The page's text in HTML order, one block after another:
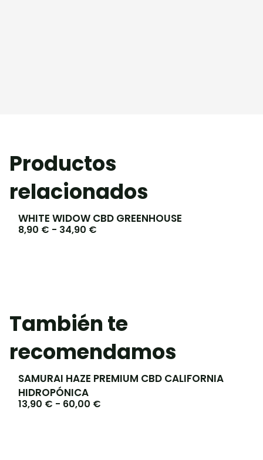
Productos
relacionados
WHITE WIDOW CBD GREENHOUSE
8,90 € - 34,90 €
También te
recomendamos
SAMURAI HAZE PREMIUM CBD CALIFORNIA
HIDROPÓNICA
13,90 € - 60,00 €